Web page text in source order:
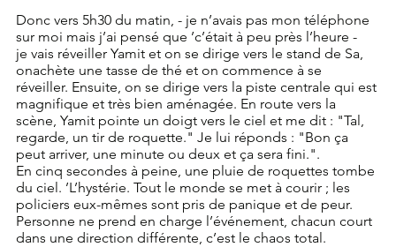
Donc vers 5h30 du matin, - je n’avais pas mon téléphone
sur moi mais j’ai pensé que ’c’était à peu près l’heure -
je vais réveiller Yamit et on se dirige vers le stand de Sa,
onachète une tasse de thé et on commence à se
réveiller. Ensuite, on se dirige vers la piste centrale qui est
magnifique et très bien aménagée. En route vers la
scène, Yamit pointe un doigt vers le ciel et me dit : "Tal,
regarde, un tir de roquette." Je lui réponds : "Bon ça
peut arriver, une minute ou deux et ça sera fini.".
En cinq secondes à peine, une pluie de roquettes tombe
du ciel. ’L’hystérie. Tout le monde se met à courir ; les
policiers eux-mêmes sont pris de panique et de peur.
Personne ne prend en charge l’événement, chacun court
dans une direction différente, c’est le chaos total.